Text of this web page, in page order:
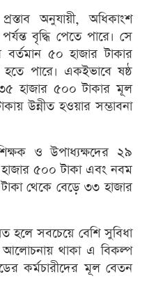
অনুযায়ী, অধিকাংশ
বৃদ্ধি পেতে পারে। সে
বর্তমান ৫০ হাজার টাকার
পারে। একইভাবে ষষ্ঠ
হাজার ৫০০ টাকার মূল
উন্নীত হওয়ার সম্ভাবনা
ও উপাধ্যক্ষদের ২৯
৫০০ টাকা এবং নবম
থেকে বেড়ে ৩৩ হাজার
হলে সবচেয়ে বেশি সুবিধা
আলোচনায় থাকা এ বিকল্প
কর্মচারীদের মূল বেতন